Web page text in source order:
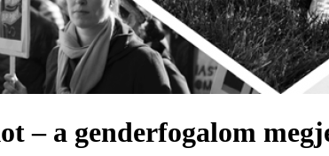
a genderfogalom